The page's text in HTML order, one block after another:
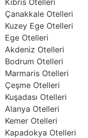
Kıbrıs Otelleri
Çanakkale Otelleri
Kuzey Ege Otelleri
Ege Otelleri
Akdeniz Otelleri
Bodrum Otelleri
Marmaris Otelleri
Çeşme Otelleri
Kuşadası Otelleri
Alanya Otelleri
Kemer Otelleri
Kapadokya Otelleri